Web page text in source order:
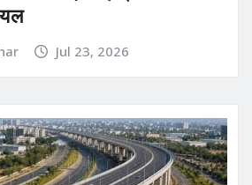
Jul 23, 2026